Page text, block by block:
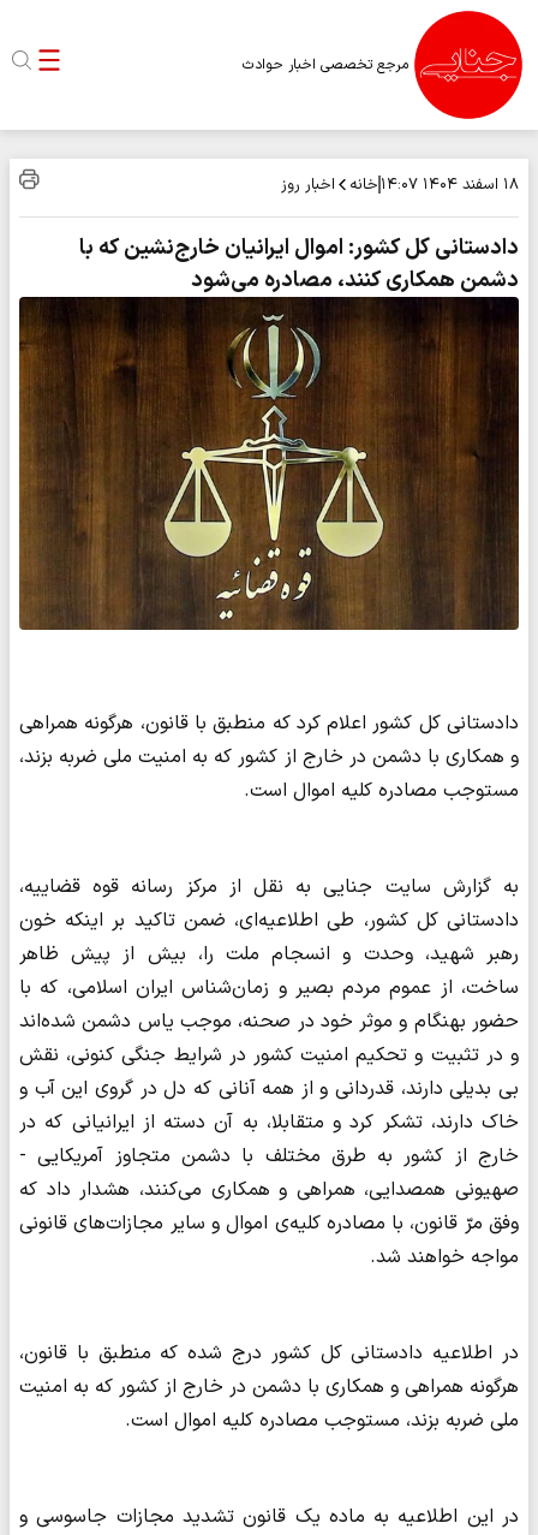
مرجع تخصصی اخبار حوادث
۱۸ اسفند ۱۴۰۴ ۱۴:۰۷ خانه اخبار روز
دادستانی کل کشور: اموال ایرانیان خارج‌نشین که با
دشمن همکاری کنند، مصادره می‌شود
دادستانی کل کشور اعلام کرد که منطبق با قانون، هرگونه همراهی
و همکاری با دشمن در خارج از کشور که به امنیت ملی ضربه بزند،
مستوجب مصادره کلیه اموال است.
به گزارش سایت جنایی به نقل از مرکز رسانه قوه قضاییه،
دادستانی کل کشور، طی اطلاعیه‌ای، ضمن تاکید بر اینکه خون
رهبر شهید، وحدت و انسجام ملت را، بیش از پیش ظاهر
ساخت، از عموم مردم بصیر و زمان‌شناس ایران اسلامی، که با
حضور بهنگام و موثر خود در صحنه، موجب یاس دشمن شده‌اند
و در تثبیت و تحکیم امنیت کشور در شرایط جنگی کنونی، نقش
بی بدیلی دارند، قدردانی و از همه آنانی که دل در گروی این آب و
خاک دارند، تشکر کرد و متقابلا، به آن دسته از ایرانیانی که در
خارج از کشور به طرق مختلف با دشمن متجاوز آمریکایی -
صهیونی همصدایی، همراهی و همکاری می‌کنند، هشدار داد که
وفق مرّ قانون، با مصادره کلیه‌ی اموال و سایر مجازات‌های قانونی
مواجه خواهند شد.
در اطلاعیه دادستانی کل کشور درج شده که منطبق با قانون،
هرگونه همراهی و همکاری با دشمن در خارج از کشور که به امنیت
ملی ضربه بزند، مستوجب مصادره کلیه اموال است.
در این اطلاعیه به ماده یک قانون تشدید مجازات جاسوسی و